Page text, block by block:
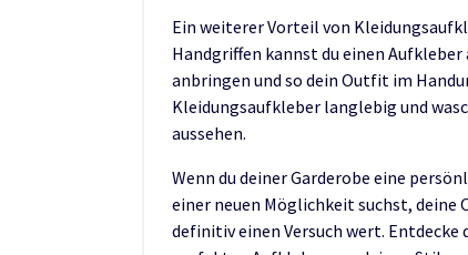
Ein weiterer Vorteil von
Handgriffen kannst du einen
anbringen und so dein Outfit im
Kleidungsaufkleber langlebig und
aussehen.
Wenn du deiner Garderobe eine
einer neuen Möglichkeit suchst,
definitiv einen Versuch wert. Entdecke